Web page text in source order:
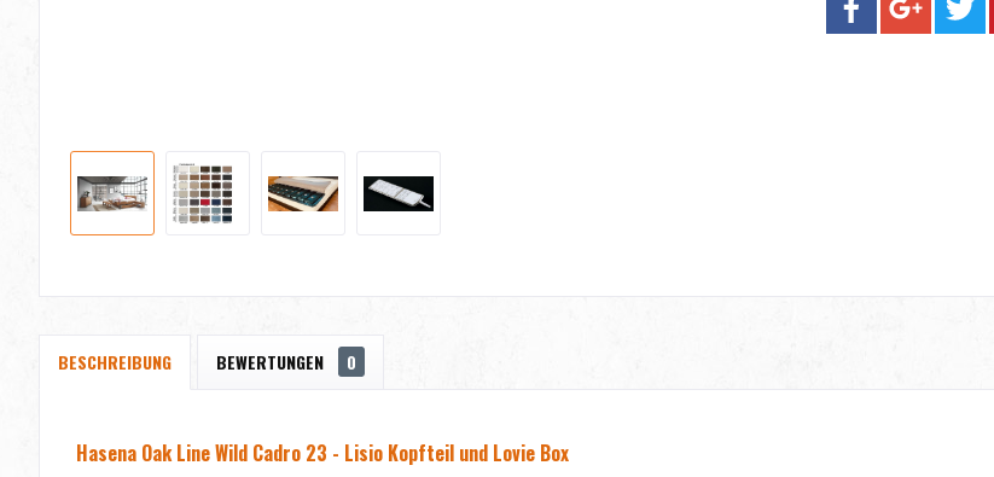
BESCHREIBUNG BEWERTUNGEN 0
Hasena Oak Line Wild Cadro 23 - Lisio Kopfteil und Lovie Box